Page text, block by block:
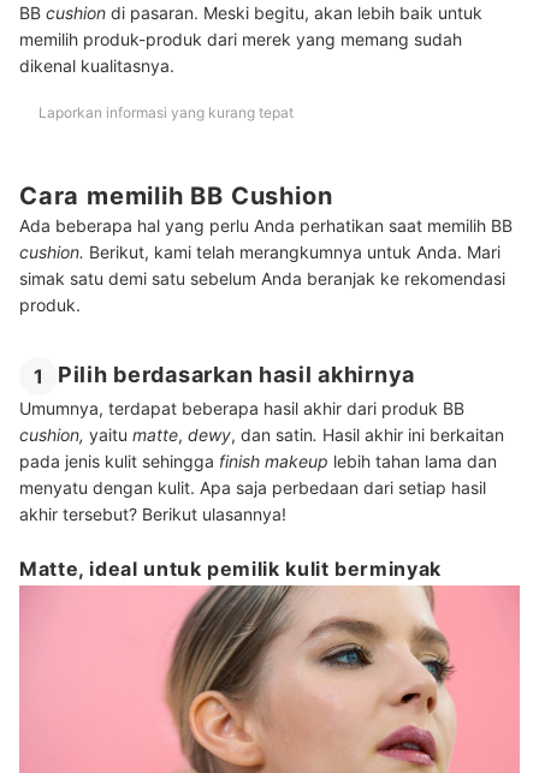
BB cushion di pasaran. Meski begitu, akan lebih baik untuk
memilih produk-produk dari merek yang memang sudah
dikenal kualitasnya.
Laporkan informasi yang kurang tepat
Cara memilih BB Cushion
Ada beberapa hal yang perlu Anda perhatikan saat memilih BB
cushion. Berikut, kami telah merangkumnya untuk Anda. Mari
simak satu demi satu sebelum Anda beranjak ke rekomendasi
produk.
1 Pilih berdasarkan hasil akhirnya
Umumnya, terdapat beberapa hasil akhir dari produk BB
cushion, yaitu matte, dewy, dan satin. Hasil akhir ini berkaitan
pada jenis kulit sehingga finish makeup lebih tahan lama dan
menyatu dengan kulit. Apa saja perbedaan dari setiap hasil
akhir tersebut? Berikut ulasannya!
Matte, ideal untuk pemilik kulit berminyak